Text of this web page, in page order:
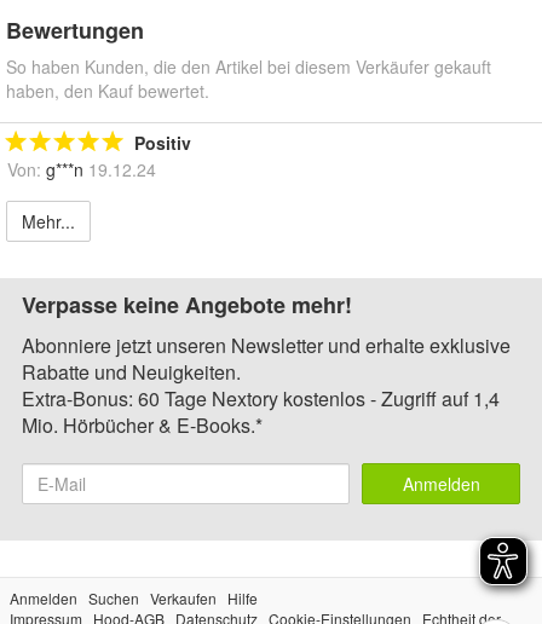
Bewertungen
So haben Kunden, die den Artikel bei diesem Verkäufer gekauft
haben, den Kauf bewertet.
Positiv
Von: g***n 19.12.24
Mehr...
Verpasse keine Angebote mehr!
Abonniere jetzt unseren Newsletter und erhalte exklusive
Rabatte und Neuigkeiten.
Extra-Bonus: 60 Tage Nextory kostenlos - Zugriff auf 1,4
Mio. Hörbücher & E-Books.*
Anmelden
Anmelden Suchen Verkaufen
Hilfe
Impressum
Hood-AGB Datenschutz Cookie-Einstellungen Echtheit der